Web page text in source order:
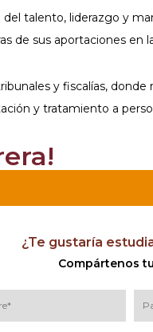
talento, liderazgo y
de sus aportaciones en
y fiscalías, donde
y tratamiento a
¿Te gustaría
Compártenos